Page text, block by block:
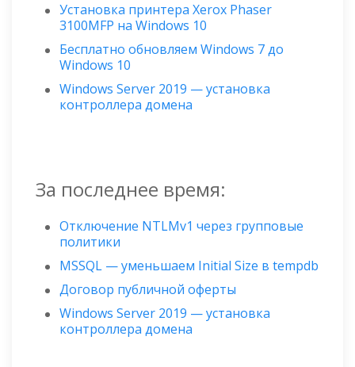
Установка принтера Xerox Phaser
3100MFP на Windows 10
Бесплатно обновляем Windows 7 до
Windows 10
Windows Server 2019 — установка
контроллера домена
За последнее время:
Отключение NTLMv1 через групповые
политики
MSSQL — уменьшаем Initial Size в tempdb
Договор публичной оферты
Windows Server 2019 — установка
контроллера домена